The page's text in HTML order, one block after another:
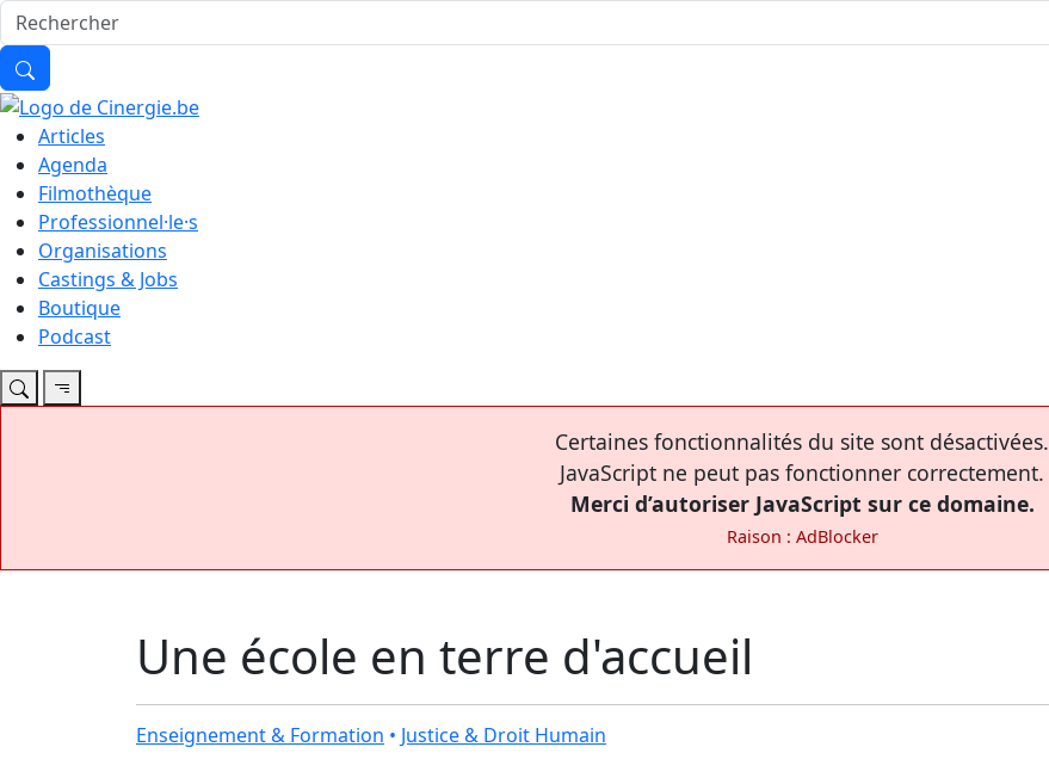
Articles
Agenda
Filmothèque
Professionnel·le·s
Organisations
Castings & Jobs
Boutique
Podcast
Certaines fonctionnalités du site sont désactivées.
JavaScript ne peut pas fonctionner correctement.
Merci d’autoriser JavaScript sur ce domaine.
Raison : AdBlocker
Une école en terre d'accueil
Enseignement & Formation • Justice & Droit Humain